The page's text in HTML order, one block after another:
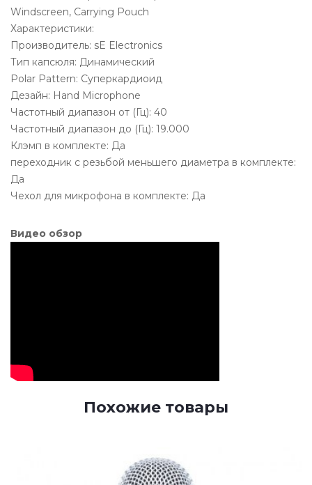
Windscreen, Carrying Pouch
Характеристики:
Производитель: sE Electronics
Тип капсюля: Динамический
Polar Pattern: Суперкардиоид
Дезайн: Hand Microphone
Частотный диапазон от (Гц): 40
Частотный диапазон до (Гц): 19.000
Клэмп в комплекте: Да
переходник с резьбой меньшего диаметра в комплекте:
Да
Чехол для микрофона в комплекте: Да
Видео обзор
Похожие товары